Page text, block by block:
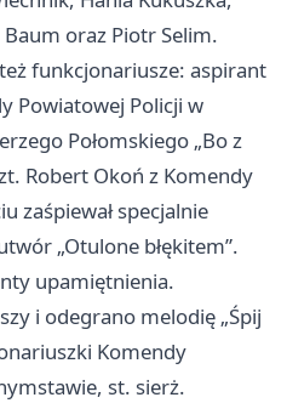
oraz Piotr Selim.
funkcjonariusze: aspirant
Powiatowej Policji w
Połomskiego „Bo z
Robert Okoń z Komendy
zaśpiewał specjalnie
„Otulone błękitem”.
upamiętnienia.
i odegrano melodię „Śpij
Komendy
st. sierż.